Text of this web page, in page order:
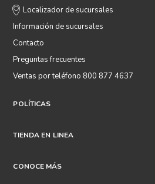
Localizador de sucursales
Información de sucursales
Contacto
Preguntas frecuentes
Ventas por teléfono 800 877 4637
POLÍTICAS
TIENDA EN LINEA
CONOCE MÁS